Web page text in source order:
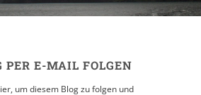
PER E-MAIL FOLGEN
um diesem Blog zu folgen und